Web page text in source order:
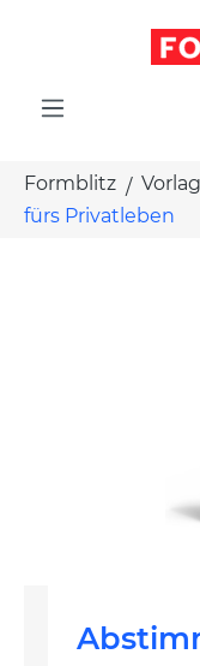
Formblitz
fürs Privatleben